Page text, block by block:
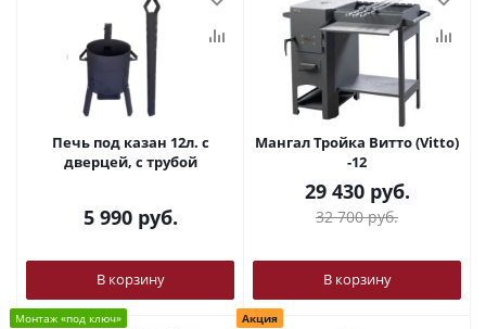
Печь под казан 12л. с
дверцей, с трубой
5 990руб.
В корзину
Мангал Тройка Витто (Vitto)
-12
29 430руб.
32 700руб.
В корзину
Монтаж «под ключ» Акция